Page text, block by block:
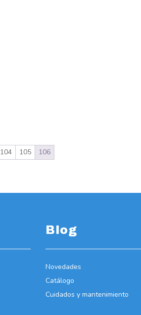
104 105 106
Blog
Novedades
Catálogo
Cuidados y mantenimiento